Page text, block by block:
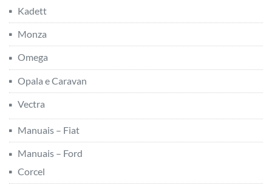
Kadett
Monza
Omega
Opala e Caravan
Vectra
Manuais – Fiat
Manuais – Ford
Corcel